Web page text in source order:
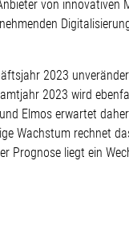
von innovativen
2023
2023 wird
Elmos erwartet
Wachstum rechnet
Prognose liegt ein